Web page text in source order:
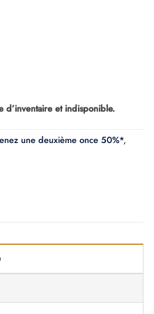
:
d’inventaire et indisponible.
une deuxième once 50%*,